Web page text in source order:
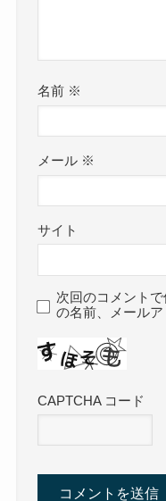
名前 ※
メール ※
サイト
次回のコメント
の名前、メールア
CAPTCHA コード